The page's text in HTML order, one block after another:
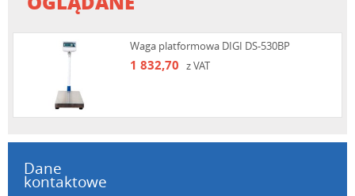
Waga platformowa DIGI DS-530BP
1 832,70 z VAT
Dane
kontaktowe